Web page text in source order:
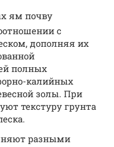
ям почву
с
дополняя их
полных
калийных
золы. При
текстуру грунта
разными